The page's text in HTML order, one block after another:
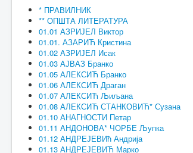
* ПРАВИЛНИК
** ОПШТА ЛИТЕРАТУРА
01.01 АЗРИЈЕЛ Виктор
01.01. АЗАРИЋ Кристина
01.02 АЗРИЈЕЛ Исак
01.03 АЈВАЗ Бранко
01.05 АЛЕКСИЋ Бранко
01.06 АЛЕКСИЋ Драган
01.07 АЛЕКСИЋ Љиљана
01.08 АЛЕКСИЋ СТАНКОВИЋ* Сузана
01.10 АНАГНОСТИ Петар
01.11 АНДОНОВА* ЧОРБЕ Љупка
01.12 АНДРЕЈЕВИћ Андрија
01.13 АНДРЕЈЕВИЋ Марко